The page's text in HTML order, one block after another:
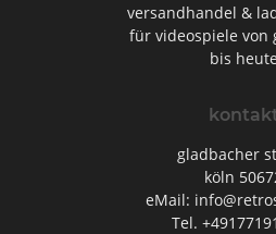
versandhandel &
für videospiele von
bis heute
gladbacher
köln
eMail:
Tel.